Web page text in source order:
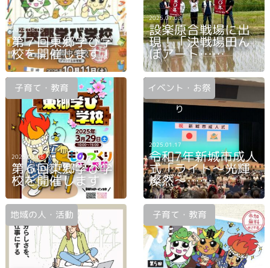
2025.08.05
第７回東郷学び学
校を開催します！
2025.07.03
設楽原合戦場に出
現！「決戦場田ん
ぼアート……
子育て・教育
2025.03.06
第６回東郷学び学
校を開催します
イベント・お祭
り
2025.01.17
令和7年新城市成人
式「ライト〜光輝
燦然〜……
地域の人・活動 子育て・教育